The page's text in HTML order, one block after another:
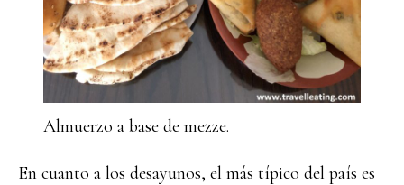
Almuerzo a base de mezze.
En cuanto a los desayunos, el más típico del país es